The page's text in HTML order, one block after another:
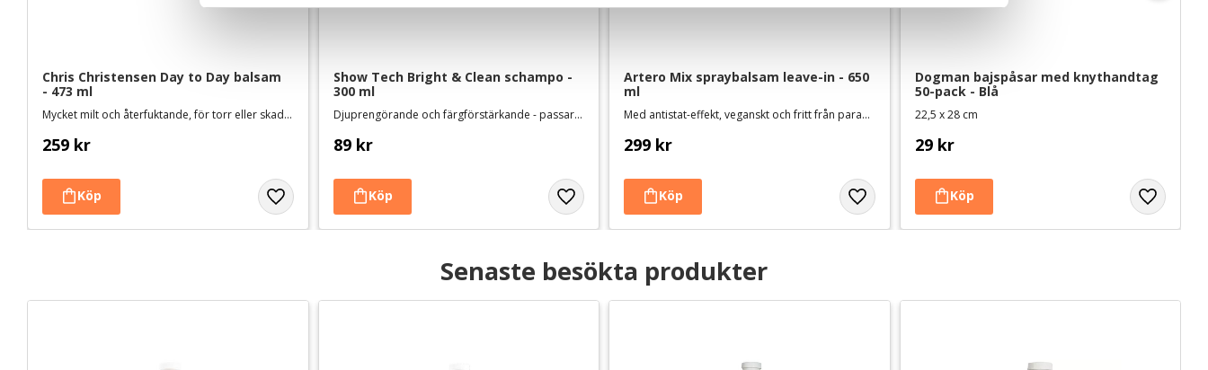
s
l
Chris Christensen Day to Day balsam
- 473 ml
Mycket milt och återfuktande, för torr eller skadad päls och känslig hud
259 kr
Show Tech Bright & Clean schampo -
300 ml
Djuprengörande och färgförstärkande - passar alla färger och pälstyper
89 kr
Artero Mix spraybalsam leave-in - 650
ml
Med antistat-effekt, veganskt och fritt från parabener och sulfater
299 kr
Dogman bajspåsar med knythandtag
50-pack - Blå
22,5 x 28 cm
29 kr
Senaste besökta produkter